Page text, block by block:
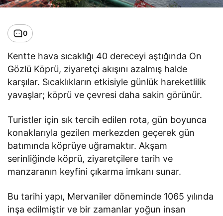
0
Kentte hava sıcaklığı 40 dereceyi aştığında On
Gözlü Köprü, ziyaretçi akışını azalmış halde
karşılar. Sıcaklıkların etkisiyle günlük hareketlilik
yavaşlar; köprü ve çevresi daha sakin görünür.
Turistler için sık tercih edilen rota, gün boyunca
konaklarıyla gezilen merkezden geçerek gün
batımında köprüye uğramaktır. Akşam
serinliğinde köprü, ziyaretçilere tarih ve
manzaranın keyfini çıkarma imkanı sunar.
Bu tarihi yapı, Mervaniler döneminde 1065 yılında
inşa edilmiştir ve bir zamanlar yoğun insan